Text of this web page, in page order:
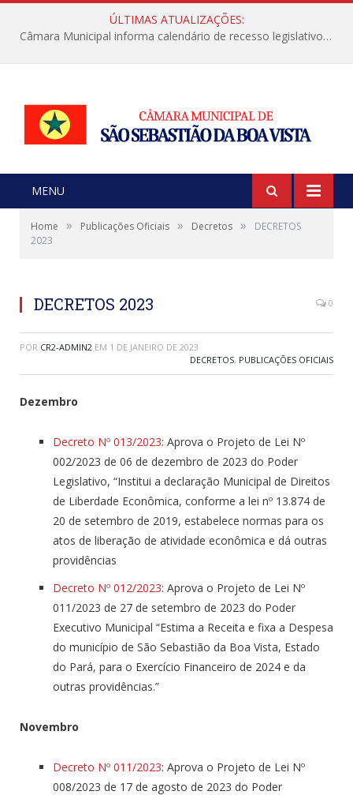
ÚLTIMAS ATUALIZAÇÕES:
Câmara Municipal informa calendário de recesso legislativo de julho
MENU
Home » Publicações Oficiais » Decretos »
DECRETOS
2023
DECRETOS 2023 0
POR CR2-ADMIN2 EM 1 DE JANEIRO DE 2023
DECRETOS, PUBLICAÇÕES OFICIAIS
Dezembro
Decreto Nº 013/2023: Aprova o Projeto de Lei Nº
002/2023 de 06 de dezembro de 2023 do Poder
Legislativo, “Institui a declaração Municipal de Direitos
de Liberdade Econômica, conforme a lei nº 13.874 de
20 de setembro de 2019, estabelece normas para os
atos de liberação de atividade econômica e dá outras
providências
Decreto Nº 012/2023: Aprova o Projeto de Lei Nº
011/2023 de 27 de setembro de 2023 do Poder
Executivo Municipal “Estima a Receita e fixa a Despesa
do município de São Sebastião da Boa Vista, Estado
do Pará, para o Exercício Financeiro de 2024 e da
outras providências.”
Novembro
Decreto Nº 011/2023: Aprova o Projeto de Lei Nº
008/2023 de 17 de agosto de 2023 do Poder